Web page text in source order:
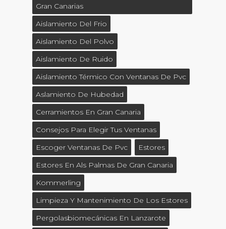
Gran Canarias
Aislamiento Del Frio
Aislamiento Del Polvo
Aislamiento De Ruido
Aislamiento Térmico Con Ventanas De Pvc
Aslamiento De Hubedad
Cerramientos En Gran Canaria
Consejos Para Elegir Tus Ventanas
Escoger Ventanas De Pvc
Estores
Estores En Als Palmas De Gran Canaria
Kommerling
Limpieza Y Mantenimiento De Los Estores
Pergolasbiomecánicas En Lanzarote